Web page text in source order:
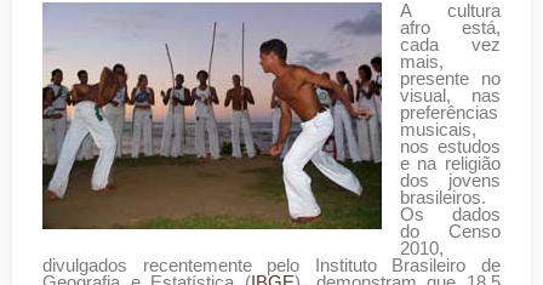
A cultura
afro está,
cada vez
mais,
presente no
visual, nas
preferências
musicais,
nos estudos
e na religião
dos jovens
brasileiros.
Os dados
do Censo
2010,
divulgados recentemente pelo Instituto Brasileiro de